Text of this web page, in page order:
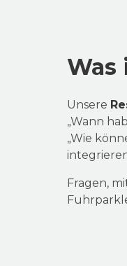
Was
Unsere
„Wann
„Wie
Fragen,